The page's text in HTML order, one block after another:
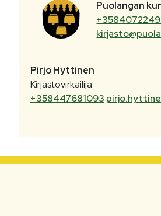
Puolangan
PirjoHyttinen
Kirjastovirkailija
+358447681093